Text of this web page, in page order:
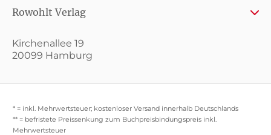
Rowohlt Verlag
Kirchenallee 19
20099 Hamburg
* = inkl. Mehrwertsteuer; kostenloser Versand innerhalb Deutschlands
** = befristete Preissenkung zum Buchpreisbindungspreis inkl.
Mehrwertsteuer